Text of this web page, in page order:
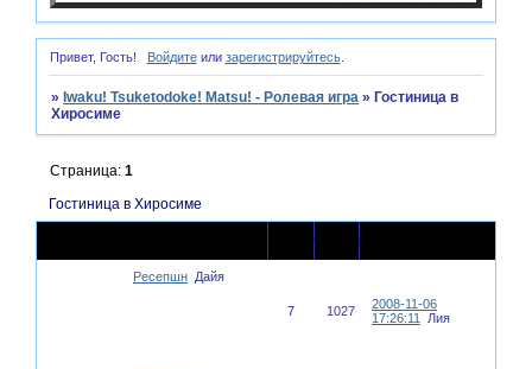
Привет, Гость! Войдитеили зарегистрируйтесь.
» Iwaku! Tsuketodoke! Matsu! - Ролевая игра » Гостиница в
Хиросиме
Гостиница в Хиросиме
Страница:1
Ответов Просмотров
Ресепшн Дайя
7 1027
2008-11-06
17:26:11
Лия